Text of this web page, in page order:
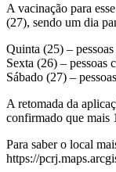
A vacinação para
(27), sendo um dia
Quinta (25) –
Sexta (26) – pessoas
Sábado (27) –
A retomada da
confirmado que mais
Para saber o local
https://